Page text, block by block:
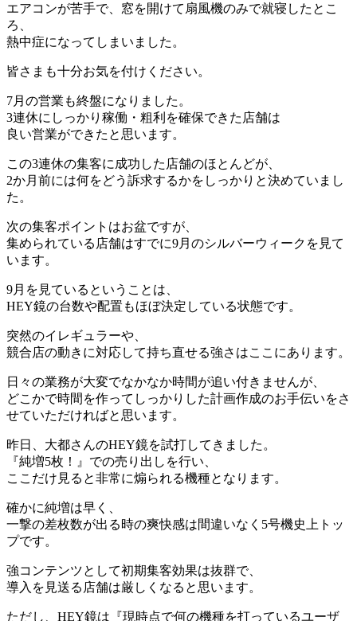
エアコンが苦手で、窓を開けて扇風機のみで就寝したとこ
ろ、
熱中症になってしまいました。
皆さまも十分お気を付けください。
7月の営業も終盤になりました。
3連休にしっかり稼働・粗利を確保できた店舗は
良い営業ができたと思います。
この3連休の集客に成功した店舗のほとんどが、
2か月前には何をどう訴求するかをしっかりと決めていまし
た。
次の集客ポイントはお盆ですが、
集められている店舗はすでに9月のシルバーウィークを見て
います。
9月を見ているということは、
HEY鏡の台数や配置もほぼ決定している状態です。
突然のイレギュラーや、
競合店の動きに対応して持ち直せる強さはここにあります。
日々の業務が大変でなかなか時間が追い付きませんが、
どこかで時間を作ってしっかりした計画作成のお手伝いをさ
せていただければと思います。
昨日、大都さんのHEY鏡を試打してきました。
『純増5枚！』での売り出しを行い、
ここだけ見ると非常に煽られる機種となります。
確かに純増は早く、
一撃の差枚数が出る時の爽快感は間違いなく5号機史上トッ
プです。
強コンテンツとして初期集客効果は抜群で、
導入を見送る店舗は厳しくなると思います。
ただし、HEY鏡は『現時点で何の機種を打っているユーザ